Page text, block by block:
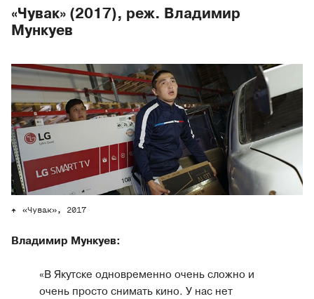
«Чувак» (2017), реж. Владимир
Мункуев
«Чувак», 2017
Владимир Мункуев:
«В Якутске одновременно очень сложно и
очень просто снимать кино. У нас нет